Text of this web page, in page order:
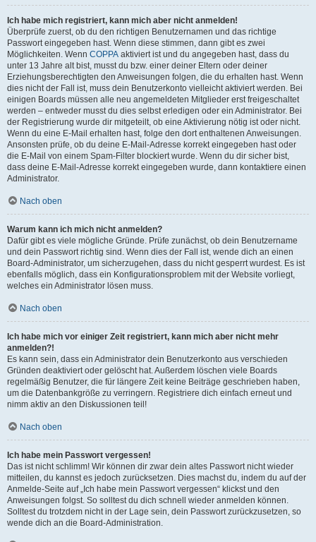
Ich habe mich registriert, kann mich aber nicht anmelden!
Überprüfe zuerst, ob du den richtigen Benutzernamen und das richtige
Passwort eingegeben hast. Wenn diese stimmen, dann gibt es zwei
Möglichkeiten. Wenn COPPA aktiviert ist und du angegeben hast, dass du
unter 13 Jahre alt bist, musst du bzw. einer deiner Eltern oder deiner
Erziehungsberechtigten den Anweisungen folgen, die du erhalten hast. Wenn
dies nicht der Fall ist, muss dein Benutzerkonto vielleicht aktiviert werden. Bei
einigen Boards müssen alle neu angemeldeten Mitglieder erst freigeschaltet
werden – entweder musst du dies selbst erledigen oder ein Administrator. Bei
der Registrierung wurde dir mitgeteilt, ob eine Aktivierung nötig ist oder nicht.
Wenn du eine E-Mail erhalten hast, folge den dort enthaltenen Anweisungen.
Ansonsten prüfe, ob du deine E-Mail-Adresse korrekt eingegeben hast oder
die E-Mail von einem Spam-Filter blockiert wurde. Wenn du dir sicher bist,
dass deine E-Mail-Adresse korrekt eingegeben wurde, dann kontaktiere einen
Administrator.
Nach oben
Warum kann ich mich nicht anmelden?
Dafür gibt es viele mögliche Gründe. Prüfe zunächst, ob dein Benutzername
und dein Passwort richtig sind. Wenn dies der Fall ist, wende dich an einen
Board-Administrator, um sicherzugehen, dass du nicht gesperrt wurdest. Es ist
ebenfalls möglich, dass ein Konfigurationsproblem mit der Website vorliegt,
welches ein Administrator lösen muss.
Nach oben
Ich habe mich vor einiger Zeit registriert, kann mich aber nicht mehr
anmelden?!
Es kann sein, dass ein Administrator dein Benutzerkonto aus verschieden
Gründen deaktiviert oder gelöscht hat. Außerdem löschen viele Boards
regelmäßig Benutzer, die für längere Zeit keine Beiträge geschrieben haben,
um die Datenbankgröße zu verringern. Registriere dich einfach erneut und
nimm aktiv an den Diskussionen teil!
Nach oben
Ich habe mein Passwort vergessen!
Das ist nicht schlimm! Wir können dir zwar dein altes Passwort nicht wieder
mitteilen, du kannst es jedoch zurücksetzen. Dies machst du, indem du auf der
Anmelde-Seite auf „Ich habe mein Passwort vergessen“ klickst und den
Anweisungen folgst. So solltest du dich schnell wieder anmelden können.
Solltest du trotzdem nicht in der Lage sein, dein Passwort zurückzusetzen, so
wende dich an die Board-Administration.